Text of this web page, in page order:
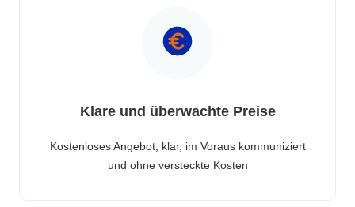
Klare und überwachte Preise
Kostenloses Angebot, klar, im Voraus kommuniziert
und ohne versteckte Kosten